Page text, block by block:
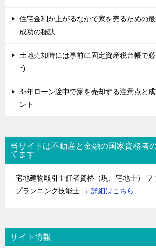
住宅金利が上がるなかで家を売るための
成功の秘訣
土地売却時には事前に固定資産税台帳で
う
35年ローン途中で家を売却する注意点と
ント
当サイトは不動産と金融の国家資格者
てます
宅地建物取引主任者資格（現、宅地士） フ
プランニング技能士 → 詳細はこちら
サイト情報